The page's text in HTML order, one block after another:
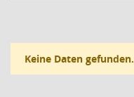
Keine Daten gefunden.